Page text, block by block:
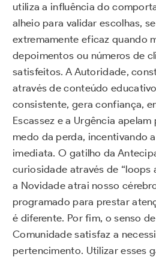
utiliza a influência do
alheio para validar escolhas,
extremamente eficaz quando
depoimentos ou números de
satisfeitos. A Autoridade,
através de conteúdo educativo
consistente, gera confiança,
Escassez e a Urgência apelam
medo da perda, incentivando
imediata. O gatilho da
curiosidade através de “loops
a Novidade atrai nosso
programado para prestar
é diferente. Por fim, o senso de
Comunidade satisfaz a
pertencimento. Utilizar esses